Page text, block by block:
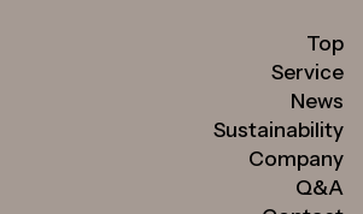
Top
Service
News
Sustainability
Company
Q&A